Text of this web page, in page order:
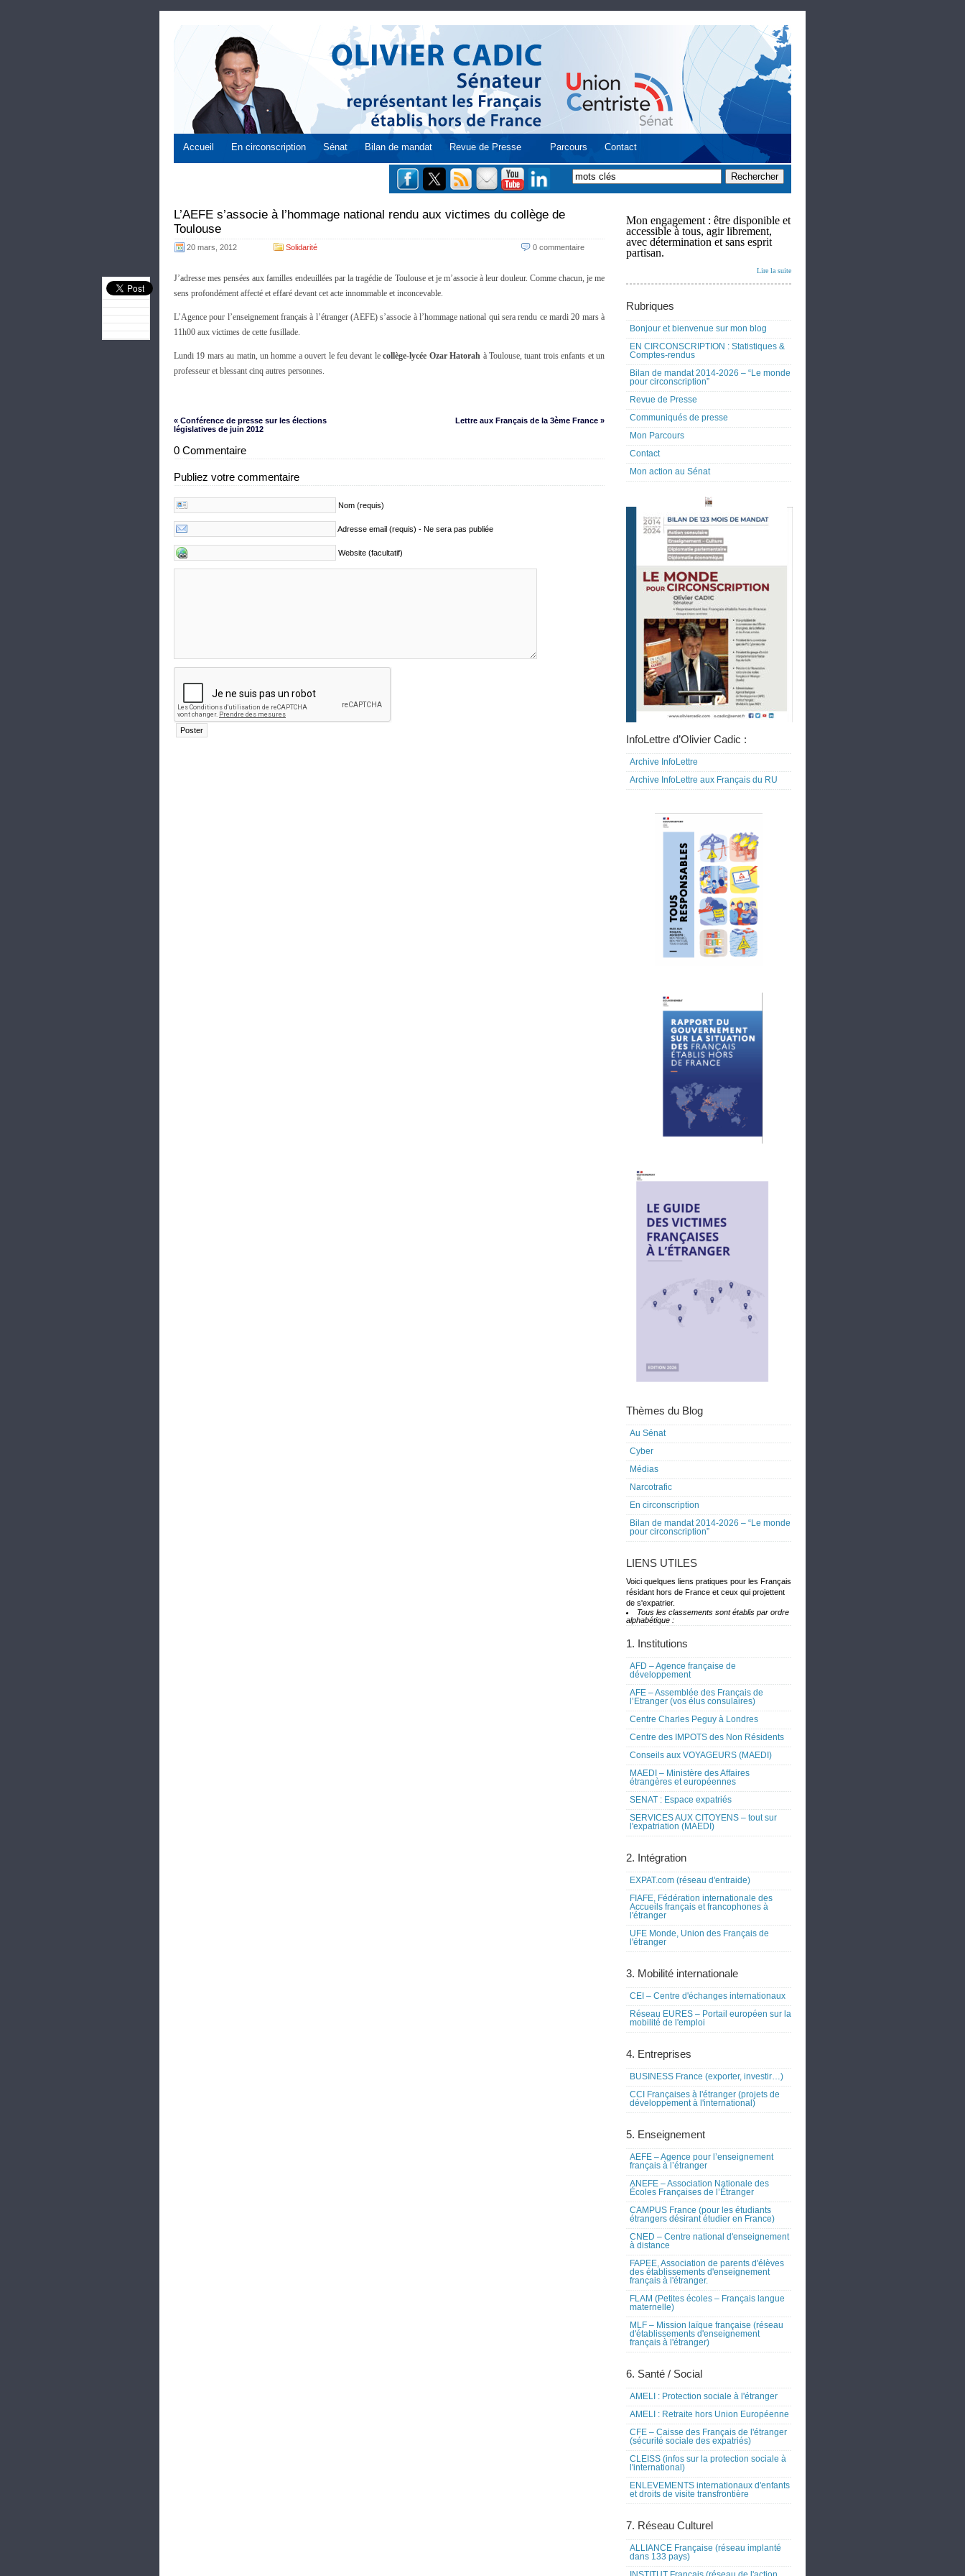
Accueil En circonscription Sénat Bilan de mandat Revue de Presse Parcours Contact
L’AEFE s’associe à l’hommage national rendu aux victimes du collège de
Toulouse
20 mars, 2012 Solidarité 0 commentaire
J’adresse mes pensées aux familles endeuillées par la tragédie de Toulouse et je m’associe à leur douleur. Comme chacun, je me
sens profondément affecté et effaré devant cet acte innommable et inconcevable.
L’Agence pour l’enseignement français à l’étranger (AEFE) s’associe à l’hommage national qui sera rendu ce mardi 20 mars à
11h00 aux victimes de cette fusillade.
Lundi 19 mars au matin, un homme a ouvert le feu devant lecollège-lycée Ozar Hatorah à Toulouse, tuant trois enfants et un
professeur et blessant cinq autres personnes.
« Conférence de presse sur les élections
législatives de juin 2012
Lettre aux Français de la 3ème France »
0 Commentaire
Publiez votre commentaire
Nom (requis)
Adresse email (requis) - Ne sera pas publiée
Website (facultatif)
Mon engagement : être disponible et
accessible à tous, agir librement,
avec détermination et sans esprit
partisan.
Lire la suite
Rubriques
Bonjour et bienvenue sur mon blog
EN CIRCONSCRIPTION : Statistiques &
Comptes-rendus
Bilan de mandat 2014-2026 – “Le monde
pour circonscription”
Revue de Presse
Communiqués de presse
Mon Parcours
Contact
Mon action au Sénat
InfoLettre d’Olivier Cadic :
Archive InfoLettre
Archive InfoLettre aux Français du RU
Thèmes du Blog
Au Sénat
Cyber
Médias
Narcotrafic
En circonscription
Bilan de mandat 2014-2026 – “Le monde
pour circonscription”
LIENS UTILES
Voici quelques liens pratiques pour les Français
résidant hors de France et ceux qui projettent
de s'expatrier.
Tous les classements sont établis par ordre
alphabétique :
1. Institutions
AFD – Agence française de
développement
AFE – Assemblée des Français de
l’Etranger (vos élus consulaires)
Centre Charles Peguy à Londres
Centre des IMPOTS des Non Résidents
Conseils aux VOYAGEURS (MAEDI)
MAEDI – Ministère des Affaires
étrangères et européennes
SENAT : Espace expatriés
SERVICES AUX CITOYENS – tout sur
l'expatriation (MAEDI)
2. Intégration
EXPAT.com (réseau d'entraide)
FIAFE, Fédération internationale des
Accueils français et francophones à
l'étranger
UFE Monde, Union des Français de
l'étranger
3. Mobilité internationale
CEI – Centre d'échanges internationaux
Réseau EURES – Portail européen sur la
mobilité de l'emploi
4. Entreprises
BUSINESS France (exporter, investir…)
CCI Françaises à l'étranger (projets de
développement à l'international)
5. Enseignement
AEFE – Agence pour l’enseignement
français à l’étranger
ANEFE – Association Nationale des
Écoles Françaises de l’Étranger
CAMPUS France (pour les étudiants
étrangers désirant étudier en France)
CNED – Centre national d'enseignement
à distance
FAPEE, Association de parents d'élèves
des établissements d'enseignement
français à l'étranger.
FLAM (Petites écoles – Français langue
maternelle)
MLF – Mission laïque française (réseau
d'établissements d'enseignement
français à l'étranger)
6. Santé / Social
AMELI : Protection sociale à l'étranger
AMELI : Retraite hors Union Européenne
CFE – Caisse des Français de l'étranger
(sécurité sociale des expatriés)
CLEISS (infos sur la protection sociale à
l'international)
ENLEVEMENTS internationaux d'enfants
et droits de visite transfrontière
7. Réseau Culturel
ALLIANCE Française (réseau implanté
dans 133 pays)